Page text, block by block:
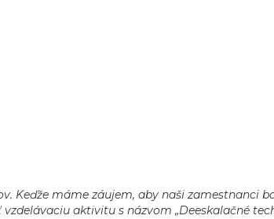
Keďže máme záujem, aby naši zamestnanci
aktivitu s názvom „Deeskalačné